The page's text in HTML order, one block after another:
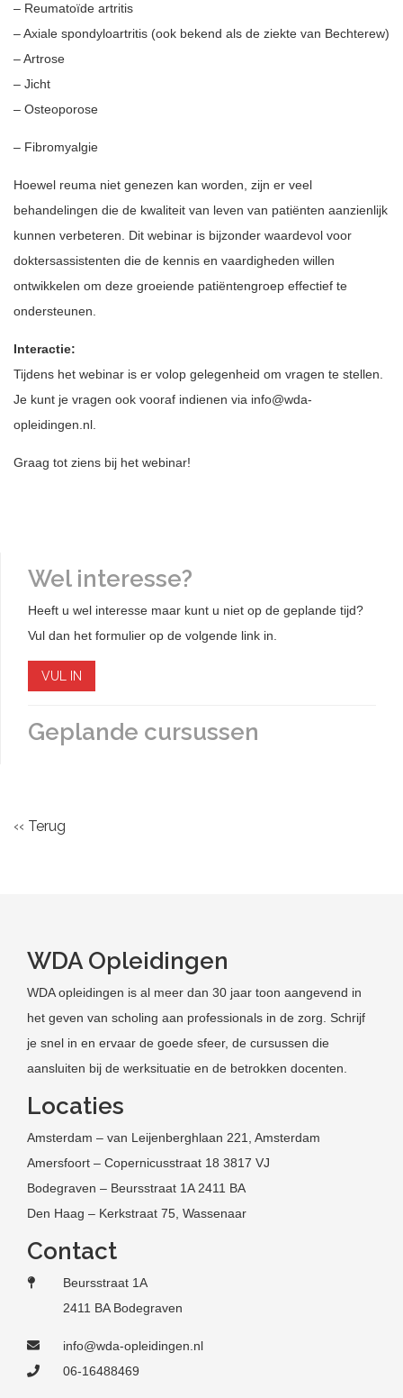
– Reumatoïde artritis
– Axiale spondyloartritis (ook bekend als de ziekte van Bechterew)
– Artrose
– Jicht
– Osteoporose
– Fibromyalgie
Hoewel reuma niet genezen kan worden, zijn er veel
behandelingen die de kwaliteit van leven van patiënten aanzienlijk
kunnen verbeteren. Dit webinar is bijzonder waardevol voor
doktersassistenten die de kennis en vaardigheden willen
ontwikkelen om deze groeiende patiëntengroep effectief te
ondersteunen.
Interactie:
Tijdens het webinar is er volop gelegenheid om vragen te stellen.
Je kunt je vragen ook vooraf indienen via info@wda-
opleidingen.nl.
Graag tot ziens bij het webinar!
Wel interesse?
Heeft u wel interesse maar kunt u niet op de geplande tijd?
Vul dan het formulier op de volgende link in.
VUL IN
Geplande cursussen
‹‹ Terug
WDA Opleidingen
WDA opleidingen is al meer dan 30 jaar toon aangevend in
het geven van scholing aan professionals in de zorg. Schrijf
je snel in en ervaar de goede sfeer, de cursussen die
aansluiten bij de werksituatie en de betrokken docenten.
Locaties
Amsterdam – van Leijenberghlaan 221, Amsterdam
Amersfoort – Copernicusstraat 18 3817 VJ
Bodegraven – Beursstraat 1A 2411 BA
Den Haag – Kerkstraat 75, Wassenaar
Contact
Beursstraat 1A
2411 BA Bodegraven
info@wda-opleidingen.nl
06-16488469